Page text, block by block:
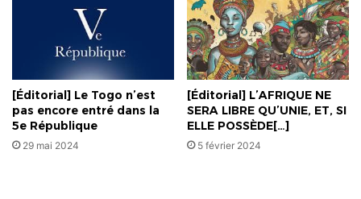
[Éditorial] Le Togo n’est
pas encore entré dans la
5e République
29 mai 2024
[Éditorial] L’AFRIQUE NE
SERA LIBRE QU’UNIE, ET, SI
ELLE POSSÈDE[…]
5 février 2024